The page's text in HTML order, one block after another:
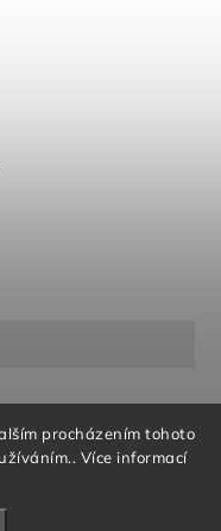
procházením tohoto
Více informací